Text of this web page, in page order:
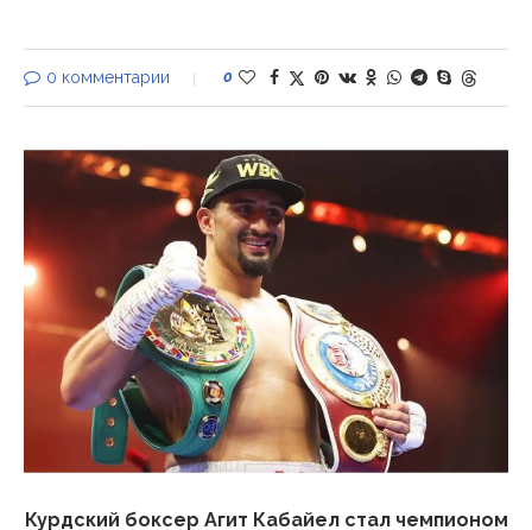
0 комментарии 0
Курдский боксер Агит Кабайел стал чемпионом